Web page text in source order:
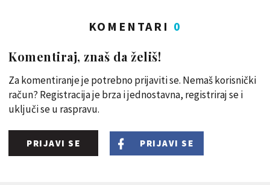
KOMENTARI 0
Komentiraj, znaš da želiš!
Za komentiranje je potrebno prijaviti se. Nemaš korisnički
račun? Registracija je brza i jednostavna, registriraj se i
uključi se u raspravu.
PRIJAVI SE PRIJAVI SE